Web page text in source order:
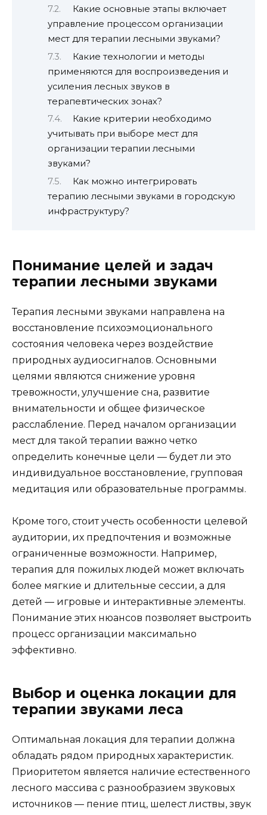
Какие основные этапы включает
управление процессом организации
мест для терапии лесными звуками?
Какие технологии и методы
применяются для воспроизведения и
усиления лесных звуков в
терапевтических зонах?
Какие критерии необходимо
учитывать при выборе мест для
организации терапии лесными
звуками?
Как можно интегрировать
терапию лесными звуками в городскую
инфраструктуру?
Понимание целей и задач
терапии лесными звуками
Терапия лесными звуками направлена на
восстановление психоэмоционального
состояния человека через воздействие
природных аудиосигналов. Основными
целями являются снижение уровня
тревожности, улучшение сна, развитие
внимательности и общее физическое
расслабление. Перед началом организации
мест для такой терапии важно четко
определить конечные цели — будет ли это
индивидуальное восстановление, групповая
медитация или образовательные программы.
Кроме того, стоит учесть особенности целевой
аудитории, их предпочтения и возможные
ограниченные возможности. Например,
терапия для пожилых людей может включать
более мягкие и длительные сессии, а для
детей — игровые и интерактивные элементы.
Понимание этих нюансов позволяет выстроить
процесс организации максимально
эффективно.
Выбор и оценка локации для
терапии звуками леса
Оптимальная локация для терапии должна
обладать рядом природных характеристик.
Приоритетом является наличие естественного
лесного массива с разнообразием звуковых
источников — пение птиц, шелест листвы, звук